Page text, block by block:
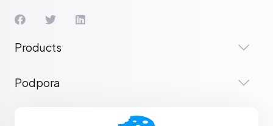
Products
Podpora